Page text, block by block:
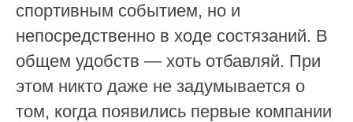
спортивным событием, но и
непосредственно в ходе состязаний. В
общем удобств — хоть отбавляй. При
этом никто даже не задумывается о
том, когда появились первые компании